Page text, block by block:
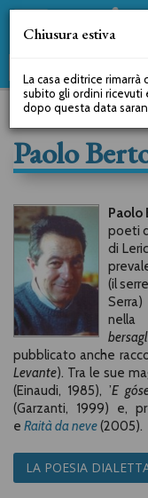
Paolo
Paolo
poeti
di
(il
pubblicato anche
Levante). Tra le sue
(Einaudi, 1985), ’E
(Garzanti, 1999) e,
e Raità da neve(2005).
LA POESIA
Chiusura estiva
La casa editrice rimarrà
subito gli ordini
dopo questa data